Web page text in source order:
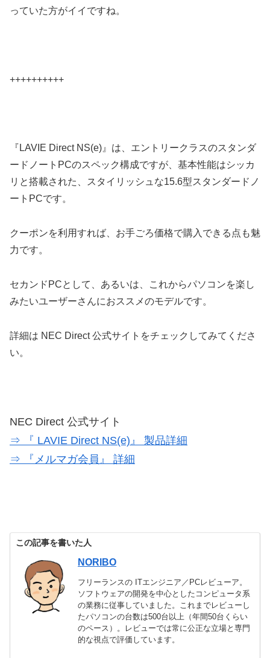
っていた方がイイですね。
++++++++++
『LAVIE Direct NS(e)』は、エントリークラスのスタンダ
ードノートPCのスペック構成ですが、基本性能はシッカ
リと搭載された、スタイリッシュな15.6型スタンダードノ
ートPCです。
クーポンを利用すれば、お手ごろ価格で購入できる点も魅
力です。
セカンドPCとして、あるいは、これからパソコンを楽し
みたいユーザーさんにおススメのモデルです。
詳細は NEC Direct 公式サイトをチェックしてみてくださ
い。
NEC Direct 公式サイト
⇒ 『 LAVIE Direct NS(e)』 製品詳細
⇒ 『メルマガ会員』 詳細
この記事を書いた人
NORIBO
フリーランスの ITエンジニア／PCレビューア。
ソフトウェアの開発を中心としたコンピュータ系
の業務に従事していました。これまでレビューし
たパソコンの台数は500台以上（年間50台くらい
のペース）。レビューでは常に公正な立場と専門
的な視点で評価しています。